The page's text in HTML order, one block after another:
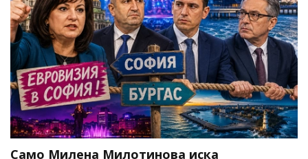
Само Милена Милотинова иска